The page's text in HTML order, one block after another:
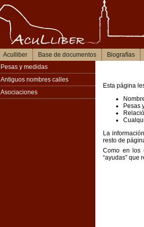
Aculliber Base de documentos Biografías
Pesas y medidas
Antiguos nombres calles
Asociaciones
Esta página
Pesas
La
resto de
Como en los
“ayudas” que